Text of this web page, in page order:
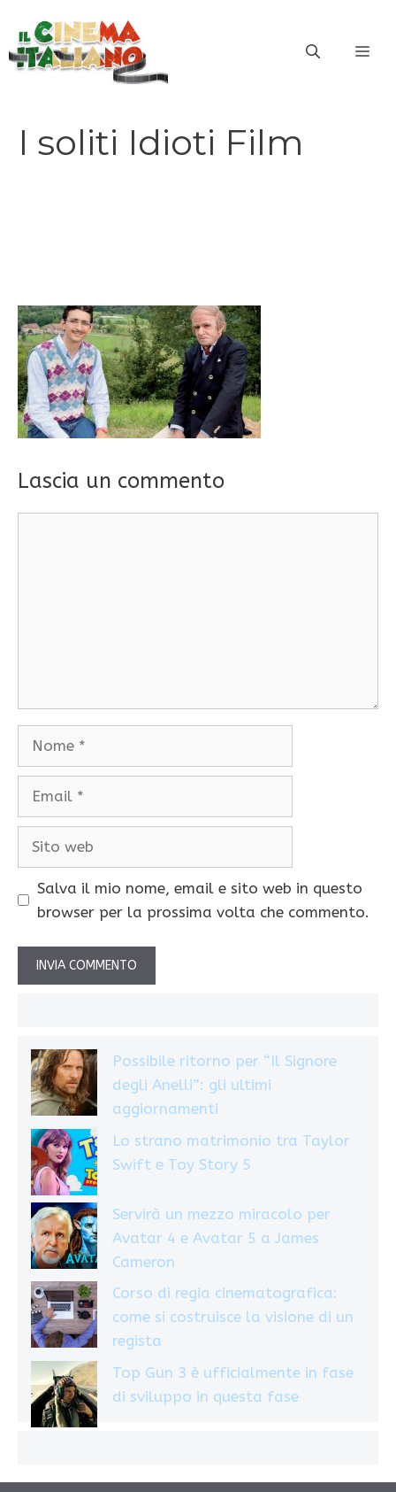
contenuto
I soliti Idioti Film
Lascia un commento
Salva il mio nome, email e sito web in questo
browser per la prossima volta che commento.
Possibile ritorno per “Il Signore
degli Anelli”: gli ultimi
aggiornamenti
Lo strano matrimonio tra Taylor
Swift e Toy Story 5
Servirà un mezzo miracolo per
Avatar 4 e Avatar 5 a James
Cameron
Corso di regia cinematografica:
come si costruisce la visione di un
regista
Top Gun 3 è ufficialmente in fase
di sviluppo in questa fase